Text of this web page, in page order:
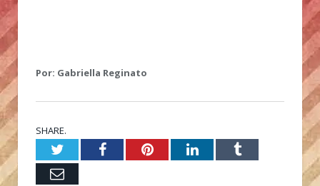
Por: Gabriella Reginato
SHARE.
TwitterFacebookPinterestLinkedInTumblr
Email